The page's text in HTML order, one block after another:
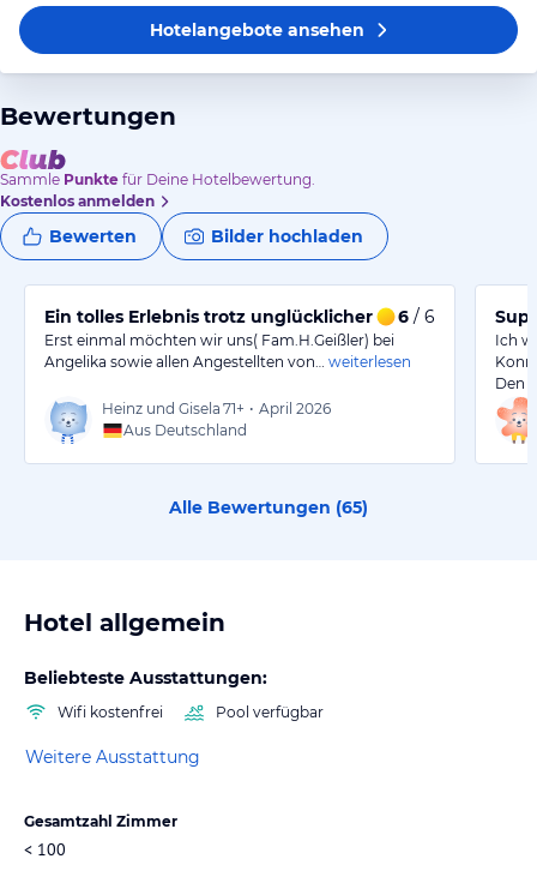
Hotelangeboteansehen
Bewertungen
Sammle Punkte für Deine Hotelbewertung.
Kostenlos anmelden
Bewerten Bilder hochladen
Ein tolles Erlebnis trotz unglücklicher Umstände
6 / 6
Erst einmal möchten wir uns( Fam.H.Geißler) bei
Angelika sowie allen Angestellten von…
weiterlesen
Heinz und Gisela 71+ • April 2026
Aus Deutschland
Ich
Den
Alle Bewertungen (65)
Hotel allgemein
Beliebteste Ausstattungen:
Wifi kostenfrei Pool verfügbar
Weitere Ausstattung
Gesamtzahl Zimmer
< 100